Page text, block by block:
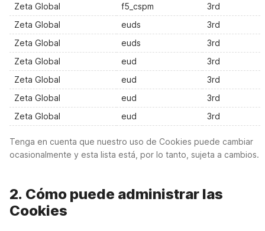
Zeta Global
f5_cspm
3rd
Zeta Global
euds
3rd
Zeta Global
euds
3rd
Zeta Global
eud
3rd
Zeta Global
eud
3rd
Zeta Global
eud
3rd
Zeta Global
eud 3rd
Tenga en cuenta que nuestro uso de Cookies puede cambiar
ocasionalmente y esta lista está, por lo tanto, sujeta a cambios.
2. Cómo puede administrar las
Cookies